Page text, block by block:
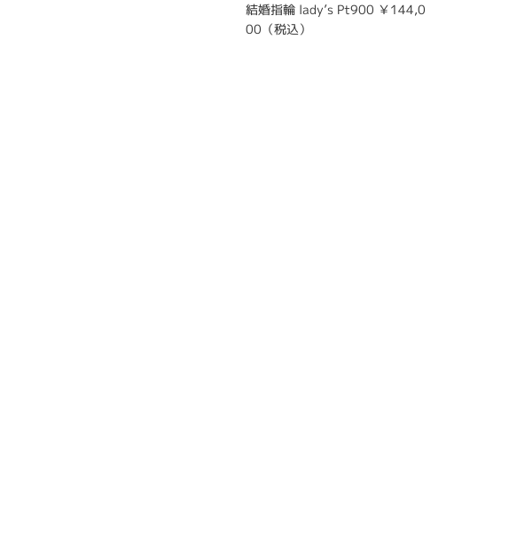
結婚指輪 lady’s Pt900 ￥144,0
00（税込）